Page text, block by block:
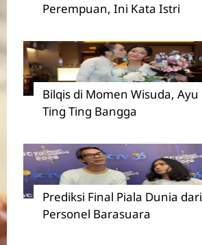
Perempuan, Ini Kata Istri
Bilqis di Momen Wisuda, Ayu
Ting Ting Bangga
Prediksi Final Piala Dunia dari
Personel Barasuara